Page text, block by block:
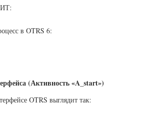
ИТ:
в OTRS 6:
(Активность «A_start»)
OTRS выглядит так: